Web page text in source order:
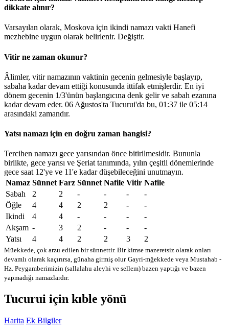
dikkate alınır?
Varsayılan olarak, Moskova için ikindi namazı vakti Hanefi
mezhebine uygun olarak belirlenir. Değiştir.
Vitir ne zaman okunur?
Âlimler, vitir namazının vaktinin gecenin gelmesiyle başlayıp,
sabaha kadar devam ettiği konusunda ittifak etmişlerdir. En iyi
dönem gecenin 1/3'ünün başlangıcına denk gelir ve sabah ezanına
kadar devam eder. 06 Ağustos'ta Tucurui'da bu, 01:37 ile 05:14
arasındaki zamandır.
Yatsı namazı için en doğru zaman hangisi?
Tercihen namazı gece yarısından önce bitirilmesidir. Bununla
birlikte, gece yarısı ve Şeriat tanımında, yılın çeşitli dönemlerinde
gece saat 12'ye ve 11'e kadar düşebileceğini unutmayın.
Namaz Sünnet Farz Sünnet Nafile Vitir Nafile
Sabah
2 2 - - -
-
Öğle
4 4 2 2 -
-
Ikindi
4 4 - - -
-
Akşam - 3 2 - -
-
Yatsı
4 4 2 2 3 2
Müekkede, çok arzu edilen bir sünnettir. Bir kimse mazeretsiz olarak onları
devamlı olarak kaçırırsa, günaha girmiş olur Gayri-mğekkede veya Mustahab -
Hz. Peygamberimizin (sallalahu aleyhi ve sellem) bazen yaptığı ve bazen
yapmadığı namazlardır.
Tucurui için kıble yönü
Harita Ek Bilgiler